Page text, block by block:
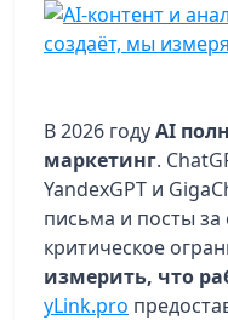
В 2026 годуAI
маркетинг.
YandexGPT и
письма и посты за
критическое
измерить, что
yLink.pro